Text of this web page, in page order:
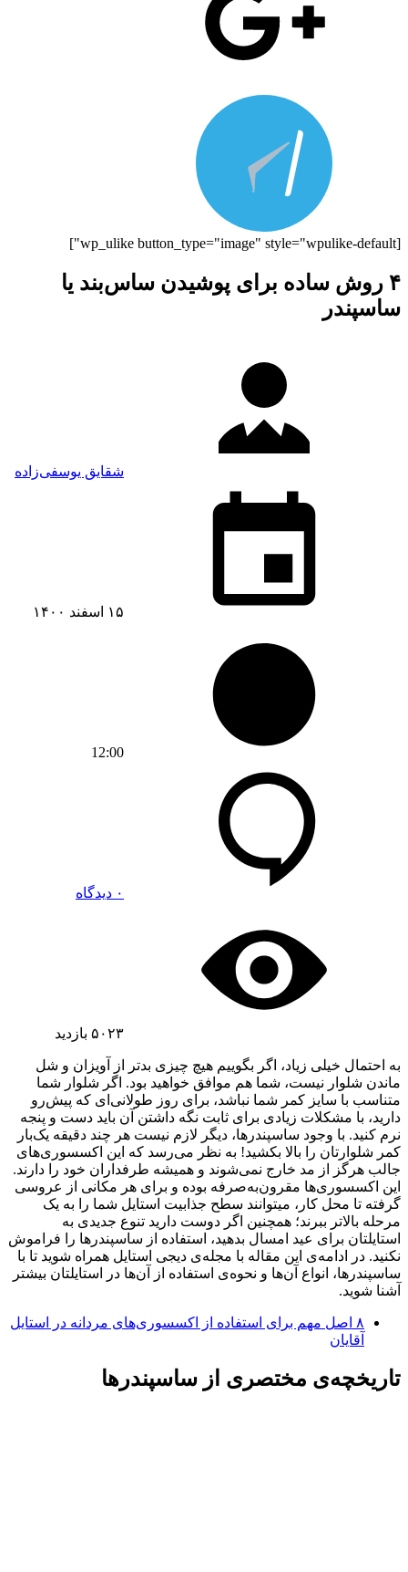
[wp_ulike button_type="image" style="wpulike-default"]
۴ روش ساده برای پوشیدن ساس‌بند یا
ساسپندر
شقایق یوسفی‌زاده
۱۵ اسفند ۱۴۰۰
12:00
۰ دیدگاه
۵۰۲۳ بازدید
به احتمال خیلی زیاد، اگر بگوییم هیچ چیزی بدتر از آویزان و شل
ماندن شلوار نیست، شما هم موافق خواهید بود. اگر شلوار شما
متناسب با سایز کمر شما نباشد، برای روز طولانی‌ای که پیش‌رو
دارید، با مشکلات زیادی برای ثابت نگه داشتن آن باید دست و پنجه
نرم کنید. با وجود ساسپندرها، دیگر لازم نیست هر چند دقیقه یک‌بار
کمر شلوارتان را بالا بکشید! به نظر می‌رسد که این اکسسوری‌های
جالب هرگز از مد خارج نمی‌شوند و همیشه طرفداران خود را دارند.
این اکسسوری‌ها مقرون‌به‌صرفه بوده و برای هر مکانی از عروسی
گرفته تا محل کار، می‎توانند سطح جذابیت استایل شما را به یک
مرحله بالاتر ببرند؛ همچنین اگر دوست دارید تنوع جدیدی به
استایلتان برای عید امسال بدهید، استفاده از ساسپندرها را فراموش
نکنید. در ادامه‌ی این مقاله با مجله‌ی دیجی استایل همراه شوید تا با
ساسپندرها، انواع آن‌ها و نحوه‌ی استفاده از آن‌ها در استایلتان بیشتر
آشنا شوید.
۸ اصل مهم برای استفاده از اکسسوری‌های مردانه در استایل
آقایان
تاریخچه‎‌ی مختصری از ساسپندرها